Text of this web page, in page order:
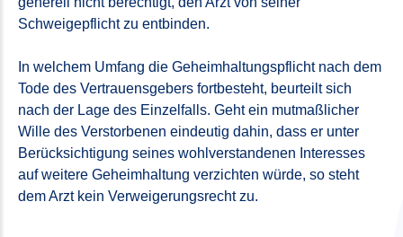
Schweigepflicht zu entbinden.
In welchem Umfang die Geheimhaltungspflicht nach dem
Tode des Vertrauensgebers fortbesteht, beurteilt sich
nach der Lage des Einzelfalls. Geht ein mutmaßlicher
Wille des Verstorbenen eindeutig dahin, dass er unter
Berücksichtigung seines wohlverstandenen Interesses
auf weitere Geheimhaltung verzichten würde, so steht
dem Arzt kein Verweigerungsrecht zu.